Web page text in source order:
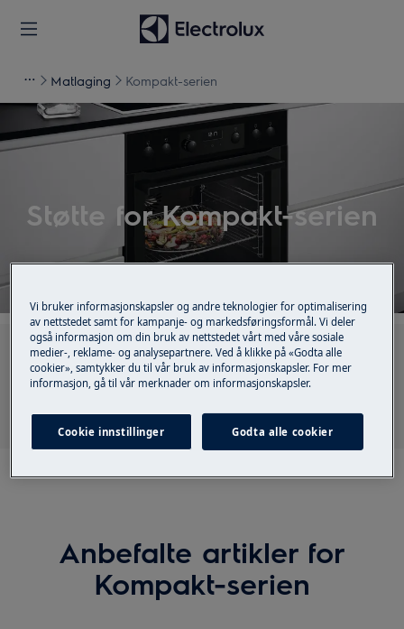
Matlaging Kompakt-serien
Støtte for Kompakt-serien
Søk blant våre støtteartikler
Anbefalte artikler for
Kompakt-serien
Vi bruker informasjonskapsler og andre teknologier for optimalisering
av nettstedet samt for kampanje- og markedsføringsformål. Vi deler
også informasjon om din bruk av nettstedet vårt med våre sosiale
medier-, reklame- og analysepartnere. Ved å klikke på «Godta alle
cookier», samtykker du til vår bruk av informasjonskapsler. For mer
informasjon, gå til vår merknader om informasjonskapsler.
Cookie innstillinger Godta alle cookier